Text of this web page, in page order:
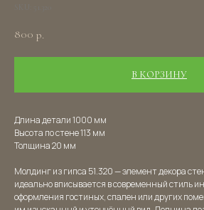
800 р.
В КОРЗИНУ
Длина детали 1000 мм
Высота по стене 113 мм
Толщина 20 мм
Молдинг из гипса 51.320 — элемент декора
идеально вписывается в современный стиль
оформления гостиных, спален или других